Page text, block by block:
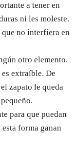
a tener en
ni les moleste.
no interfiera en
otro elemento.
es extraíble. De
zapato le queda
para que puedan
forma ganan